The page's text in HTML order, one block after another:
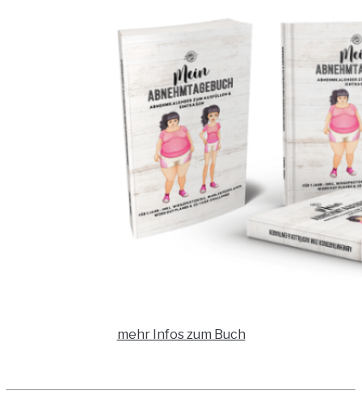
mehr Infos zum Buch